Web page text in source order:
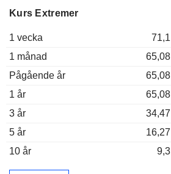
Kurs Extremer
1 vecka 71,1
1 månad
65,08
Pågående år
65,08
1 år
65,08
3 år
34,47
5 år
16,27
10 år
9,3